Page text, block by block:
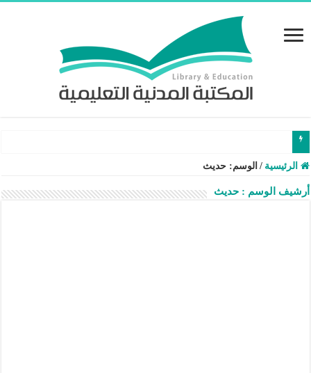
طريقة نقل الطلاب والطالبات بين المدارس عن طريق نظام نور – شرح
الرئيسية / الوسم:حديث
أرشيف الوسم :حديث